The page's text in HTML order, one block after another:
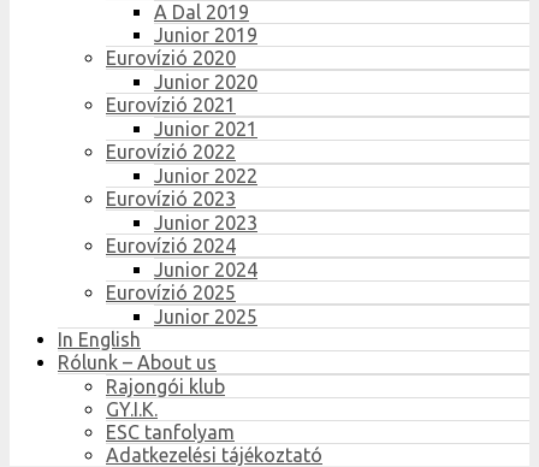
A Dal 2019
Junior 2019
Eurovízió 2020
Junior 2020
Eurovízió 2021
Junior 2021
Eurovízió 2022
Junior 2022
Eurovízió 2023
Junior 2023
Eurovízió 2024
Junior 2024
Eurovízió 2025
Junior 2025
In English
Rólunk – About us
Rajongói klub
GY.I.K.
ESC tanfolyam
Adatkezelési tájékoztató